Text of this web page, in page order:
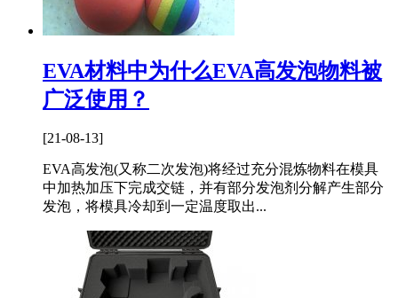
EVA材料中为什么EVA高发泡物料被
广泛使用？
[21-08-13]
EVA高发泡(又称二次发泡)将经过充分混炼物料在模具
中加热加压下完成交链，并有部分发泡剂分解产生部分
发泡，将模具冷却到一定温度取出...